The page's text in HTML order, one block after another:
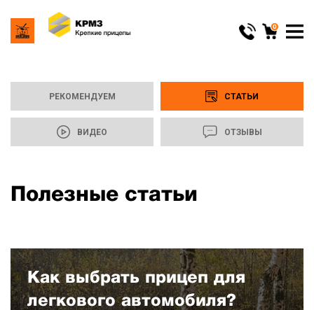
0
РЕКОМЕНДУЕМ СТАТЬИ
ВИДЕО ОТЗЫВЫ
Полезные статьи
Как выбрать прицеп для
легкового автомобиля?